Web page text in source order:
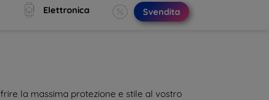
Elettronica Svendita
la massima protezione e stile al vostro